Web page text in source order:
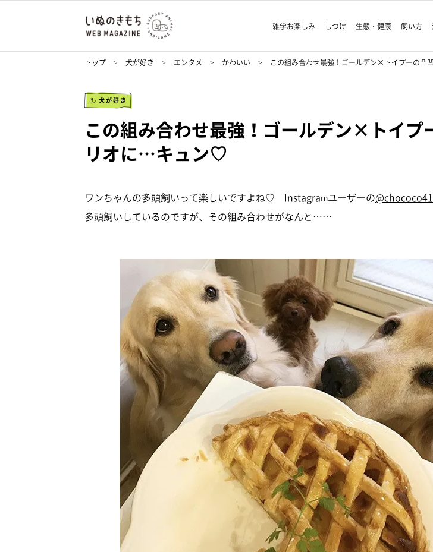
雑学お楽しみ しつけ 生態・健康 飼い方
トップ 犬が好き エンタメ かわいい この組み合わせ最強！ゴールデン×トイプーの
犬が好き
この組み合わせ最強！ゴールデン×トイプ
リオに…キュン♡
ワンちゃんの多頭飼いって楽しいですよね♡ Instagramユーザーの
多頭飼いしているのですが、その組み合わせがなんと……